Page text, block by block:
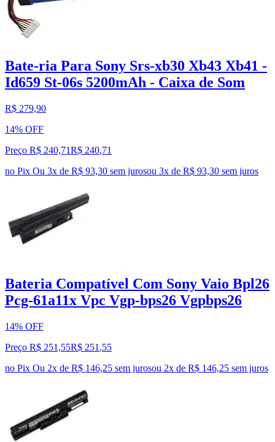
Bate-ria Para Sony Srs-xb30 Xb43 Xb41 -
Id659 St-06s 5200mAh - Caixa de Som
R$ 279,90
14% OFF
Preço R$ 240,71R$ 240,71
no Pix Ou 3x de R$ 93,30 sem jurosou 3x de R$ 93,30 sem juros
Bateria Compatível Com Sony Vaio Bpl26
Pcg-61a11x Vpc Vgp-bps26 Vgpbps26
14% OFF
Preço R$ 251,55R$ 251 ,55
no Pix Ou 2x de R$ 146,25 sem jurosou 2x de R$ 146,25 sem juros